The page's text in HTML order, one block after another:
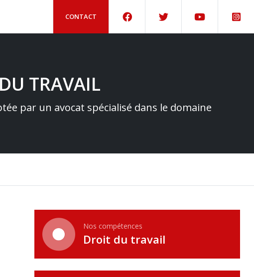
CONTACT
TRAVAIL
par un avocat spécialisé dans le domaine
Nos compétences
Droit du travail